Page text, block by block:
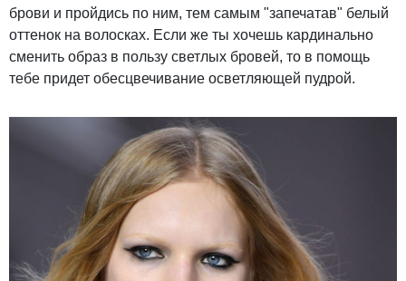
брови и пройдись по ним, тем самым "запечатав" белый
оттенок на волосках. Если же ты хочешь кардинально
сменить образ в пользу светлых бровей, то в помощь
тебе придет обесцвечивание осветляющей пудрой.